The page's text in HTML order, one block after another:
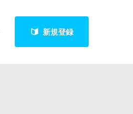
新規登録